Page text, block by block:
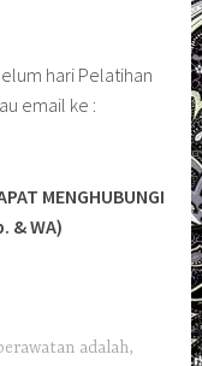
hari Pelatihan
email ke :
MENGHUBUNGI
& WA)
adalah,